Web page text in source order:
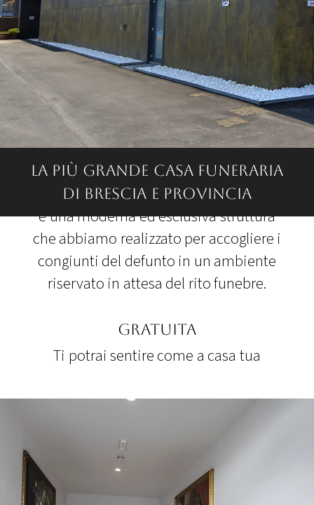
La più grande casa funeraria
di Brescia e provincia
La domus
è una moderna ed esclusiva struttura
che abbiamo realizzato per accogliere i
congiunti del defunto in un ambiente
riservato in attesa del rito funebre.
Gratuita
Ti potrai sentire come a casa tua